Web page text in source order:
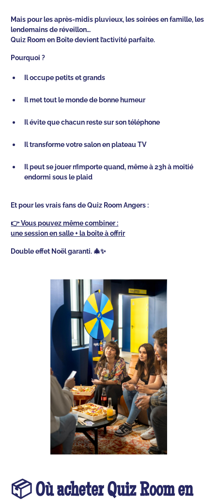
Mais pour les après-midis pluvieux, les soirées en famille, les
lendemains de réveillon…
Quiz Room en Boîte devient l’activité parfaite.
Pourquoi ?
Il occupe petits et grands
Il met tout le monde de bonne humeur
Il évite que chacun reste sur son téléphone
Il transforme votre salon en plateau TV
Il peut se jouer n’importe quand, même à 23h à moitié
endormi sous le plaid
Et pour les vrais fans de Quiz Room Angers :
👉 Vous pouvez même combiner :
une session en salle + la boîte à offrir
Double effet Noël garanti. 🎄✨
📦 Où acheter Quiz Room en